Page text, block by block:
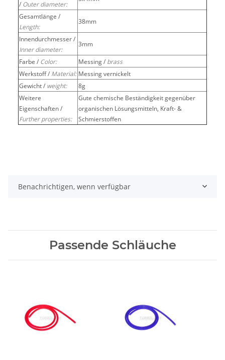
/ Outer diameter:
Gesamtlänge /
Length:
38mm
Innendurchmesser /
Inner diameter:
3mm
Farbe / Color: Messing / brass
Werkstoff / Material: Messing vernickelt
Gewicht / weight:
8g
Weitere
Eigenschaften /
Further properties:
Gute chemische Beständigkeit gegenüber
organischen Lösungsmitteln, Kraft- &
Schmierstoffen
Benachrichtigen, wenn verfügbar
Passende Schläuche